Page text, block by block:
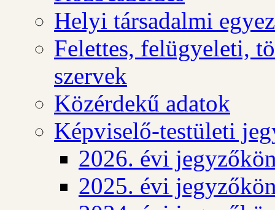
Helyi társadalmi
Felettes, felügyeleti,
szervek
Közérdekű adatok
Képviselő-testületi
2026. évi
2025. évi